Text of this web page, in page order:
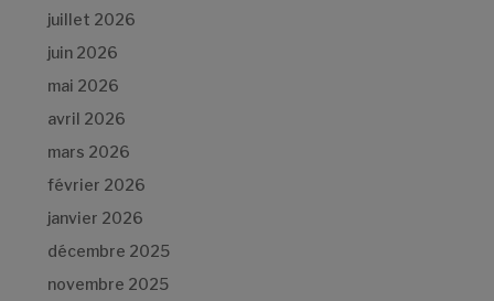
juillet 2026
juin 2026
mai 2026
avril 2026
mars 2026
février 2026
janvier 2026
décembre 2025
novembre 2025